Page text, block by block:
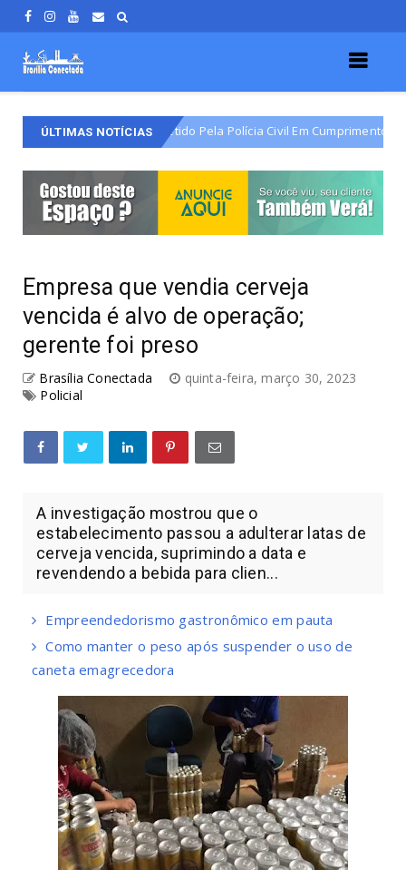
ÚLTIMAS NOTÍCIAS
Do Varjão É Detido Pela Polícia Civil Em Cumprimento De Mandado
Empresa que vendia cerveja
vencida é alvo de operação;
gerente foi preso
Brasília Conectada
quinta-feira, março 30, 2023
Policial
A investigação mostrou que o
estabelecimento passou a adulterar latas de
cerveja vencida, suprimindo a data e
revendendo a bebida para clien...
Empreendedorismo gastronômico em pauta
Como manter o peso após suspender o uso de
caneta emagrecedora